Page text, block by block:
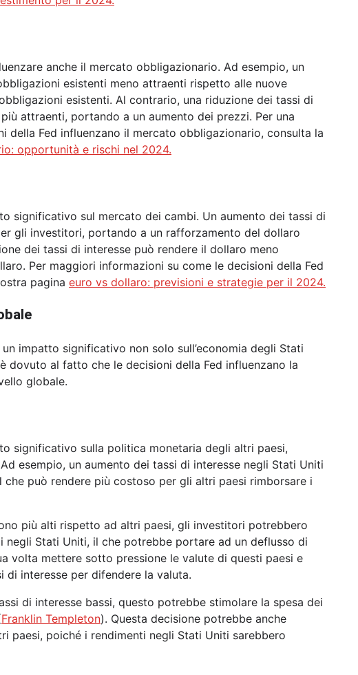
anche il mercato obbligazionario. Ad esempio, un
esistenti meno attraenti rispetto alle nuove
esistenti. Al contrario, una riduzione dei tassi di
attraenti, portando a un aumento dei prezzi. Per una
della Fed influenzano il mercato obbligazionario, consulta la
opportunità e rischi nel 2024.
significativo sul mercato dei cambi. Un aumento dei tassi di
gli investitori, portando a un rafforzamento del dollaro
dei tassi di interesse può rendere il dollaro meno
Per maggiori informazioni su come le decisioni della Fed
pagina euro vs dollaro: previsioni e strategie per il 2024.
impatto significativo non solo sull’economia degli Stati
dovuto al fatto che le decisioni della Fed influenzano la
globale.
significativo sulla politica monetaria degli altri paesi,
esempio, un aumento dei tassi di interesse negli Stati Uniti
può rendere più costoso per gli altri paesi rimborsare i
più alti rispetto ad altri paesi, gli investitori potrebbero
Stati Uniti, il che potrebbe portare ad un deflusso di
volta mettere sotto pressione le valute di questi paesi e
interesse per difendere la valuta.
di interesse bassi, questo potrebbe stimolare la spesa dei
Franklin Templeton). Questa decisione potrebbe anche
paesi, poiché i rendimenti negli Stati Uniti sarebbero